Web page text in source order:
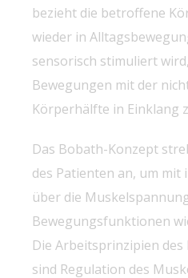
bezieht die betroffene
wieder in
sensorisch stimuliert
Bewegungen mit der
Körperhälfte in Einklang
Das Bobath-Konzept
des Patienten an, um mit
über die
Bewegungsfunktionen
Die Arbeitsprinzipien
sind Regulation des